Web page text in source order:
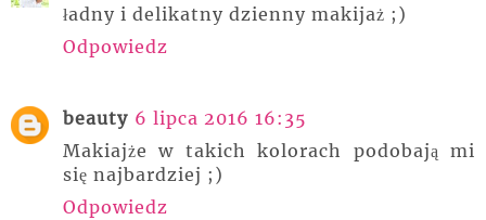
ładny i delikatny dzienny makijaż ;)
Odpowiedz
beauty 6 lipca 2016 16:35
Makiajże w takich kolorach podobają mi
się najbardziej ;)
Odpowiedz